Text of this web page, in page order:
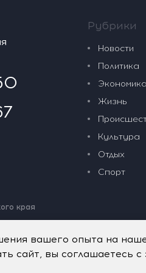
края
Рубрики
Новости
Политика
Экономика
Жизнь
Культура
Отдых
Спорт
вашего опыта на
сайт, вы соглашаетесь